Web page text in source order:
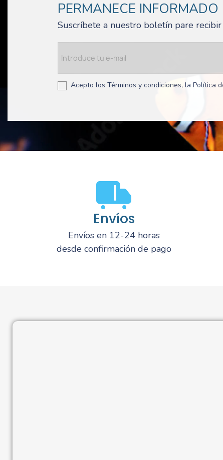
PERMANECE INFORMADO
Suscríbete a nuestro boletín pare
Acepto los Términos y condiciones, la Política
Envíos
Envíos en 12-24 horas
desde confirmación de pago